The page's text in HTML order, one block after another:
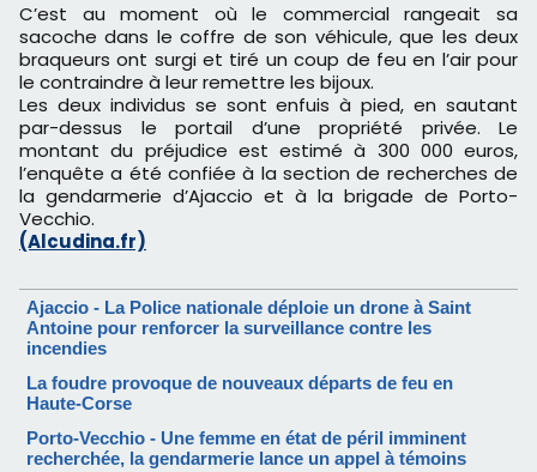
C’est au moment où le commercial rangeait sa
sacoche dans le coffre de son véhicule, que les deux
braqueurs ont surgi et tiré un coup de feu en l’air pour
le contraindre à leur remettre les bijoux.
Les deux individus se sont enfuis à pied, en sautant
par-dessus le portail d’une propriété privée. Le
montant du préjudice est estimé à 300 000 euros,
l’enquête a été confiée à la section de recherches de
la gendarmerie d’Ajaccio et à la brigade de Porto-
Vecchio.
(Alcudina.fr)
Ajaccio - La Police nationale déploie un drone à Saint
Antoine pour renforcer la surveillance contre les
incendies
La foudre provoque de nouveaux départs de feu en
Haute-Corse
Porto-Vecchio - Une femme en état de péril imminent
recherchée, la gendarmerie lance un appel à témoins